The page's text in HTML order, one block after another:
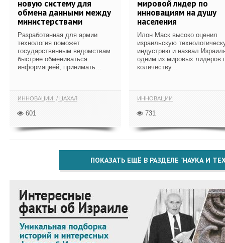
новую систему для
обмена данными между
министерствами
Разработанная для армии
технология поможет
государственным ведомствам
быстрее обмениваться
информацией, принимать...
ИННОВАЦИИ ЦАХАЛ
601
мировой лидер по
инновациям на душу
населения
Илон Маск высоко оценил
израильскую
индустрию и назвал
одним из мировых лидеров
количеству...
ИННОВАЦИИ
731
ПОКАЗАТЬ ЕЩЁ В РАЗДЕЛЕ "НАУКА И